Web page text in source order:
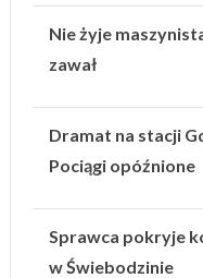
Nie żyje
zawał
Dramat na stacji
Pociągi opóźnione
Sprawca pokryje
w Świebodzinie